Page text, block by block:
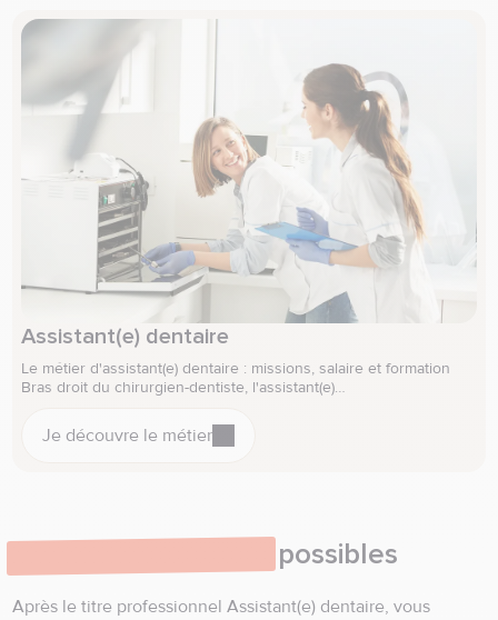
Assistant(e) dentaire
Le métier d'assistant(e) dentaire : missions, salaire et formation
Bras droit du chirurgien-dentiste, l'assistant(e)…
Je découvre le métier
possibles
Après le titre professionnel Assistant(e) dentaire, vous